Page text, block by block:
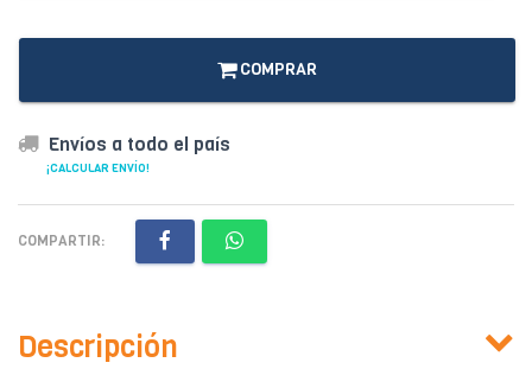
COMPRAR
Envíos a todo el país
¡CALCULAR ENVÍO!
COMPARTIR:
Descripción